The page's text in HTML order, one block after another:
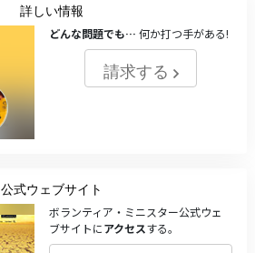
詳しい情報
どんな問題でも… 何か打つ手がある!
請求する
公式ウェブサイト
ボランティア・ミニスター公式ウェ
ブサイトにアクセスする。